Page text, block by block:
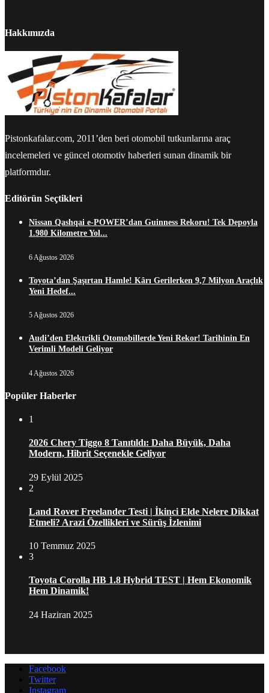
Hakkımızda
Pistonkafalar.com, 2011’den beri otomobil tutkunlarına araç
incelemeleri ve güncel otomotiv haberleri sunan dinamik bir
platformdur.
Editörün Seçtikleri
Nissan Qashqai e-POWER’dan Guinness Rekoru! Tek Depoyla
1.980 Kilometre Yol...
6 Ağustos 2026
Toyota’dan Şaşırtan Hamle! Kârı Gerilerken 9,7 Milyon Araçlık
Yeni Hedef...
5 Ağustos 2026
Audi’den Elektrikli Otomobillerde Yeni Rekor! Tarihinin En
Verimli Modeli Geliyor
4 Ağustos 2026
Popüler Haberler
1
2026 Chery Tiggo 8 Tanıtıldı: Daha Büyük, Daha
Modern, Hibrit Seçenekle Geliyor
29 Eylül 2025
2
Land Rover Freelander Testi | İkinci Elde Nelere Dikkat
Etmeli? Arazi Özellikleri ve Sürüş İzlenimi
10 Temmuz 2025
3
Toyota Corolla HB 1.8 Hybrid TEST | Hem Ekonomik
Hem Dinamik!
24 Haziran 2025
Facebook
Twitter
Instagram